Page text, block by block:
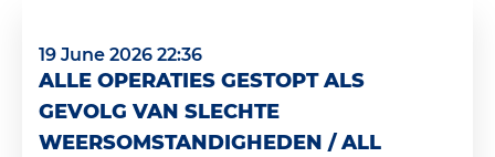
19 June 2026 22:36
ALLE OPERATIES GESTOPT ALS
GEVOLG VAN SLECHTE
WEERSOMSTANDIGHEDEN / ALL